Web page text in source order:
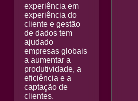
experiência em
experiência do
cliente e gestão
de dados tem
ajudado
empresas globais
a aumentar a
produtividade, a
eficiência e a
captação de
clientes.